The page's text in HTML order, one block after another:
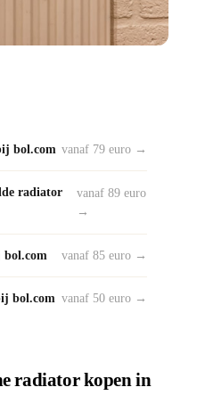
bol.com vanaf 79 euro →
radiator
vanaf 89 euro
→
vanaf 85 euro →
bol.com vanaf 50 euro →
radiator kopen in